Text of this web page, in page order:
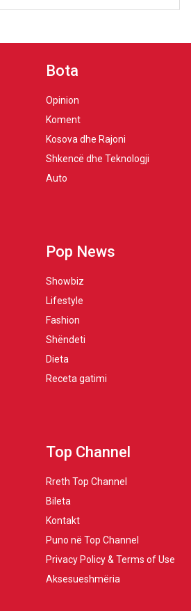
Bota
Opinion
Koment
Kosova dhe Rajoni
Shkencë dhe Teknologji
Auto
Pop News
Showbiz
Lifestyle
Fashion
Shëndeti
Dieta
Receta gatimi
Top Channel
Rreth Top Channel
Bileta
Kontakt
Puno në Top Channel
Privacy Policy & Terms of Use
Aksesueshmëria